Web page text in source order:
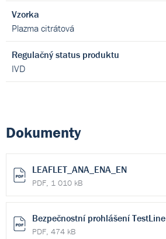
Vzorka
Plazma citrátová
Regulačný status produktu
IVD
Dokumenty
LEAFLET_ANA_ENA_EN
PDF, 1 010 kB
Bezpečnostní prohlášení TestLine
PDF, 474 kB